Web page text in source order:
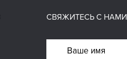
СВЯЖИТЕСЬ С НАМИ